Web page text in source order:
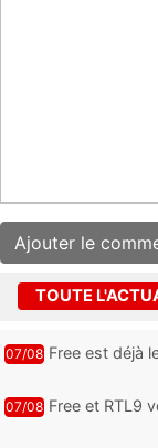
TOUTE
07/08 Free est déjà
07/08 Free et RTL9